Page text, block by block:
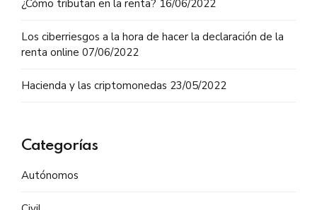
¿Cómo tributan en la renta? 16/06/2022
Los ciberriesgos a la hora de hacer la declaración de la
renta online 07/06/2022
Hacienda y las criptomonedas 23/05/2022
Categorías
Autónomos